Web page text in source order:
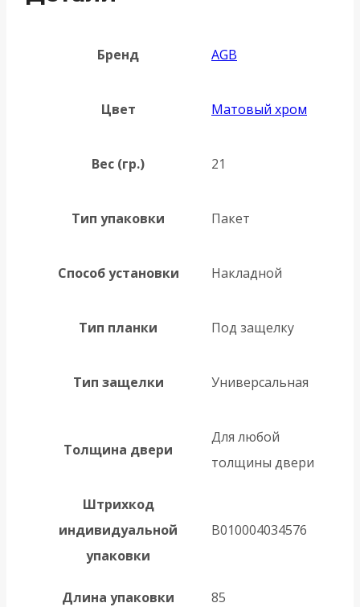
Бренд AGB
Цвет Матовый хром
Вес (гр.) 21
Тип упаковки Пакет
Способ установки Накладной
Тип планки Под защелку
Тип защелки Универсальная
Толщина двери
Для любой
толщины двери
Штрихкод
индивидуальной
упаковки
B010004034576
Длина упаковки 85